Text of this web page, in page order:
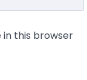
in this browser